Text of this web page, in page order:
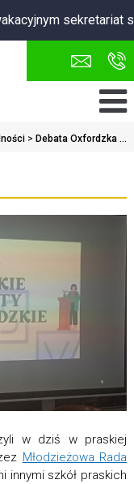
sekretariat
> Debata Oxfordzka ...
w dziś w praskiej
Młodzieżowa Rada
innymi szkół praskich